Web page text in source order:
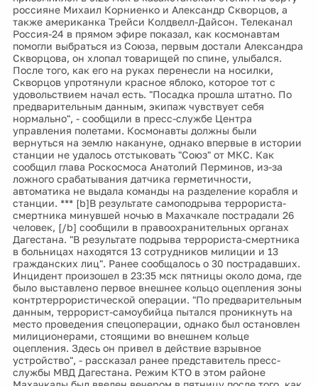
россияне Михаил Корниенко и Александр Скворцов, а
также американка Трейси Колдвелл-Дайсон. Телеканал
Россия-24 в прямом эфире показал, как космонавтам
помогли выбраться из Союза, первым достали Александра
Скворцова, он хлопал товарищей по спине, улыбался.
После того, как его на руках перенесли на носилки,
Скворцов упротянули красное яблоко, которое тот с
удовольствием начал есть. "Посадка прошла штатно. По
предварительным данным, экипаж чувствует себя
нормально", - сообщили в пресс-службе Центра
управления полетами. Космонавты должны были
вернуться на землю накануне, однако впервые в истории
станции не удалось отстыковать "Союз" от МКС. Как
сообщил глава Роскосмоса Анатолий Перминов, из-за
ложного срабатывания датчика герметичности,
автоматика не выдала команды на разделение корабля и
станции. *** [b]В результате самоподрыва террориста-
смертника минувшей ночью в Махачкале пострадали 26
человек, [/b] сообщили в правоохранительных органах
Дагестана. "В результате подрыва террориста-смертника
в больницах находятся 13 сотрудников милиции и 13
гражданских лиц". Ранее сообщалось о 30 пострадавших.
Инцидент произошел в 23:35 мск пятницы около дома, где
было выставлено первое внешнее кольцо оцепления зоны
контртеррористической операции. "По предварительным
данным, террорист-самоубийца пытался проникнуть на
место проведения спецоперации, однако был остановлен
милиционерами, стоящими во внешнем кольце
оцепления. Здесь он привел в действие взрывное
устройство", - рассказал ранее представитель пресс-
службы МВД Дагестана. Режим КТО в этом районе